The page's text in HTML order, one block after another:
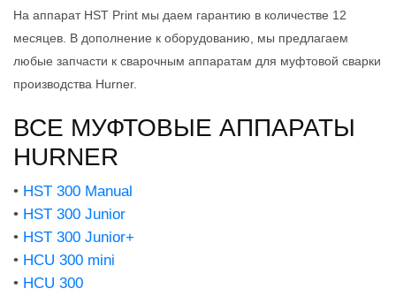
На аппарат HST Print мы даем гарантию в количестве 12
месяцев. В дополнение к оборудованию, мы предлагаем
любые запчасти к сварочным аппаратам для муфтовой сварки
производства Hurner.
ВСЕ МУФТОВЫЕ АППАРАТЫ
HURNER
• HST 300 Manual
• HST 300 Junior
• HST 300 Junior+
• HCU 300 mini
• HCU 300